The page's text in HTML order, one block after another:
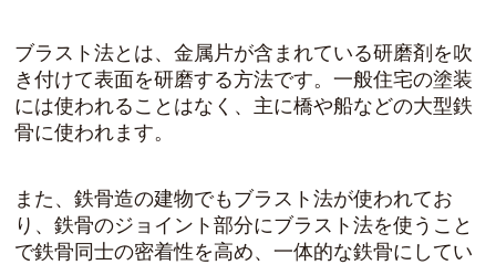
ブラスト法とは、金属片が含まれている研磨剤を吹
き付けて表面を研磨する方法です。一般住宅の塗装
には使われることはなく、主に橋や船などの大型鉄
骨に使われます。
また、鉄骨造の建物でもブラスト法が使われてお
り、鉄骨のジョイント部分にブラスト法を使うこと
で鉄骨同士の密着性を高め、一体的な鉄骨にしてい